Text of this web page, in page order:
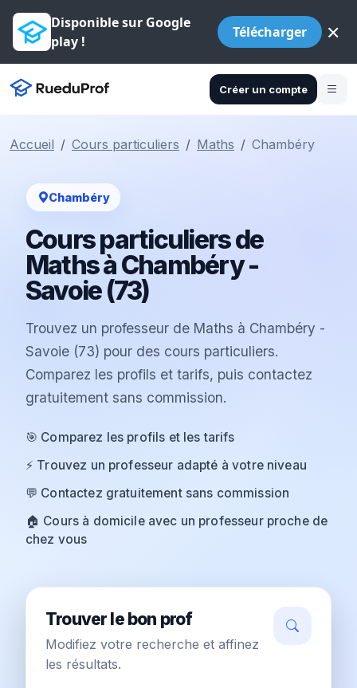
Disponible sur Google
play !
Télécharger ×
Créer un compte
Accueil Cours particuliers Maths Chambéry
Chambéry
Cours particuliers de
Maths à Chambéry -
Savoie (73)
Trouvez un professeur de Maths à Chambéry -
Savoie (73) pour des cours particuliers.
Comparez les profils et tarifs, puis contactez
gratuitement sans commission.
🎯 Comparez les profils et les tarifs
⚡ Trouvez un professeur adapté à votre niveau
💬 Contactez gratuitement sans commission
🏠 Cours à domicile avec un professeur proche de
chez vous
Trouver le bon prof
Modifiez votre recherche et affinez
les résultats.